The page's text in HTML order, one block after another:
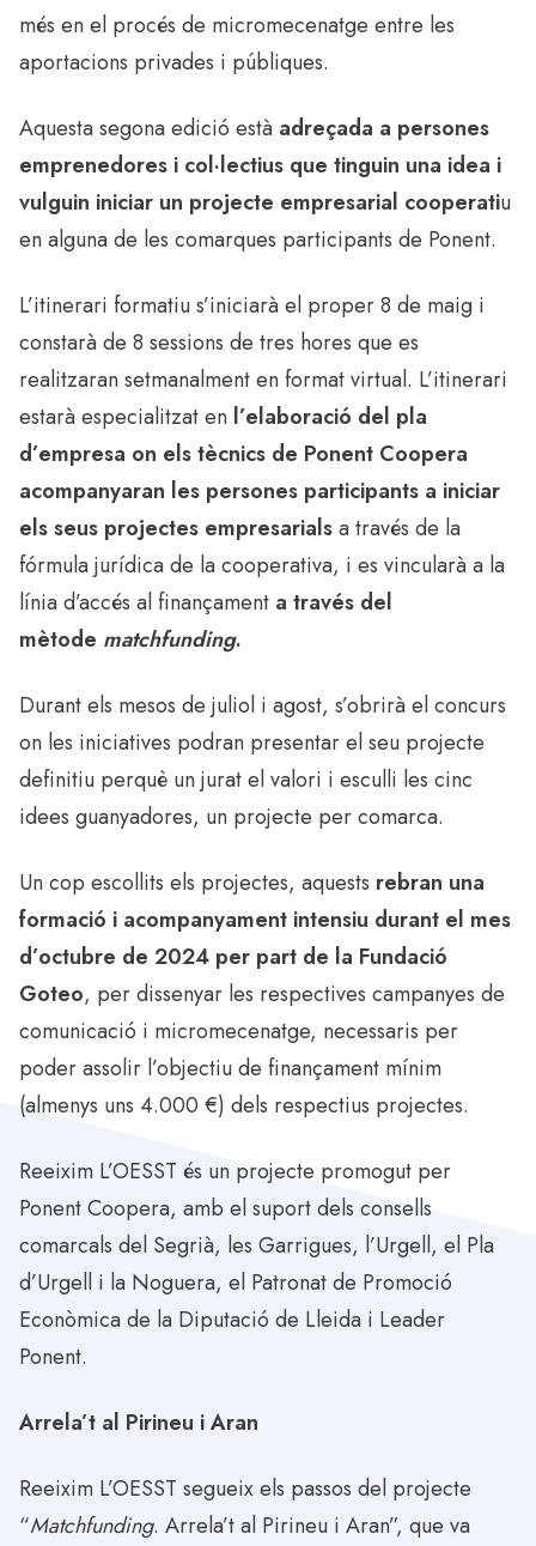
més en el procés de micromecenatge entre les
aportacions privades i públiques.
Aquesta segona edició està adreçada a persones
emprenedores i col·lectius que tinguin una idea i
vulguin iniciar un projecte empresarial cooperatiu
en alguna de les comarques participants de Ponent.
L’itinerari formatiu s’iniciarà el proper 8 de maig i
constarà de 8 sessions de tres hores que es
realitzaran setmanalment en format virtual. L’itinerari
estarà especialitzat en l’elaboració del pla
d’empresa on els tècnics de Ponent Coopera
acompanyaran les persones participants a iniciar
els seus projectes empresarialsa través de la
fórmula jurídica de la cooperativa, i es vincularà a la
línia d’accés al finançament a través del
mètode matchfunding.
Durant els mesos de juliol i agost, s’obrirà el concurs
on les iniciatives podran presentar el seu projecte
definitiu perquè un jurat el valori i esculli les cinc
idees guanyadores, un projecte per comarca.
Un cop escollits els projectes, aquests rebran una
formació i acompanyament intensiu durant el mes
d’octubre de 2024 per part de la Fundació
Goteo, per dissenyar les respectives campanyes de
comunicació i micromecenatge, necessaris per
poder assolir l’objectiu de finançament mínim
(almenys uns 4.000 €) dels respectius projectes.
Reeixim L’OESST és un projecte promogut per
Ponent Coopera, amb el suport dels consells
comarcals del Segrià, les Garrigues, l’Urgell, el Pla
d’Urgell i la Noguera, el Patronat de Promoció
Econòmica de la Diputació de Lleida i Leader
Ponent.
Arrela’t al Pirineu i Aran
Reeixim L’OESST segueix els passos del projecte
“Matchfunding. Arrela’t al Pirineu i Aran”, que va